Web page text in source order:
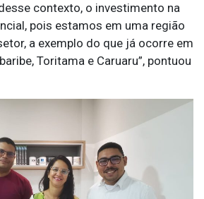
contexto, o investimento na
pois estamos em uma região
a exemplo do que já ocorre em
Toritama e Caruaru”, pontuou